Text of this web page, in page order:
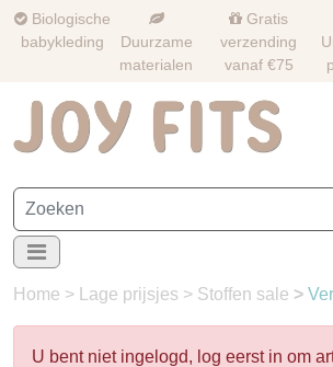
Biologische
babykleding
Duurzame
materialen
Gratis
verzending
vanaf €75
Home > Lage prijsjes > Stoffen sale >
U bent niet ingelogd, log eerst in om